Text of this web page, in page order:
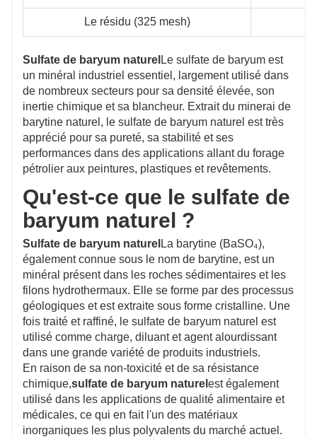
Le résidu (325 mesh)
Sulfate de baryum naturel Le sulfate de baryum est
un minéral industriel essentiel, largement utilisé dans
de nombreux secteurs pour sa densité élevée, son
inertie chimique et sa blancheur. Extrait du minerai de
barytine naturel, le sulfate de baryum naturel est très
apprécié pour sa pureté, sa stabilité et ses
performances dans des applications allant du forage
pétrolier aux peintures, plastiques et revêtements.
Qu'est-ce que le sulfate de
baryum naturel ?
Sulfate de baryum naturel La barytine (BaSO₄),
également connue sous le nom de barytine, est un
minéral présent dans les roches sédimentaires et les
filons hydrothermaux. Elle se forme par des processus
géologiques et est extraite sous forme cristalline. Une
fois traité et raffiné, le sulfate de baryum naturel est
utilisé comme charge, diluant et agent alourdissant
dans une grande variété de produits industriels.
En raison de sa non-toxicité et de sa résistance
chimique,sulfate de baryum naturel est également
utilisé dans les applications de qualité alimentaire et
médicales, ce qui en fait l'un des matériaux
inorganiques les plus polyvalents du marché actuel.